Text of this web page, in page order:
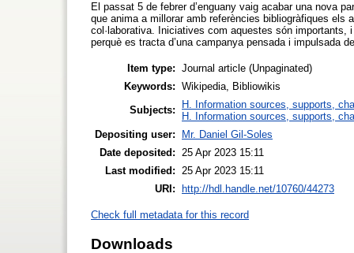
El passat 5 de febrer d’enguany vaig acabar una nova
que anima a millorar amb referències bibliogràfiques els
col·laborativa. Iniciatives com aquestes són
perquè es tracta d’una campanya pensada i impulsada
Item type: Journal article (Unpaginated)
Keywords: Wikipedia, Bibliowikis
Subjects:
H. Information sources, supports,
H. Information sources, supports,
Depositing user:
Mr. Daniel Gil-Soles
Date deposited:
25 Apr 2023 15:11
Last modified:
25 Apr 2023 15:11
URI:
http://hdl.handle.net/10760/44273
Check full metadata for this record
Downloads